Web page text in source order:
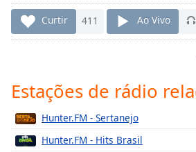
live,
currently
behind
liveLIVE
Playback
Rate
Curtir 411 Ao Vivo
Estações de rádio
Hunter.FM - Sertanejo
Hunter.FM - Hits Brasil